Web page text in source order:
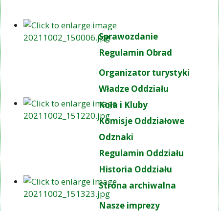
Sprawozdanie
Regulamin Obrad
Organizator turystyki
Władze Oddziału
Koła i Kluby
Komisje Oddziałowe
Odznaki
Regulamin Oddziału
Historia Oddziału
Strona archiwalna
Nasze imprezy